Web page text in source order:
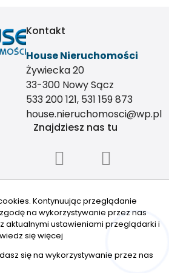
Kontakt
House Nieruchomości
Żywiecka 20
33-300 Nowy Sącz
533 200 121, 531 159 873
house.nieruchomosci@wp.pl
Znajdziesz nas tu
zastrzeżone | Program dla biur
Kontynuując przeglądanie
na wykorzystywanie przez nas
aktualnymi ustawieniami przeglądarki i
się więcej
się na wykorzystywanie przez nas
Hej! Chętnie Ci pomogę 🙂